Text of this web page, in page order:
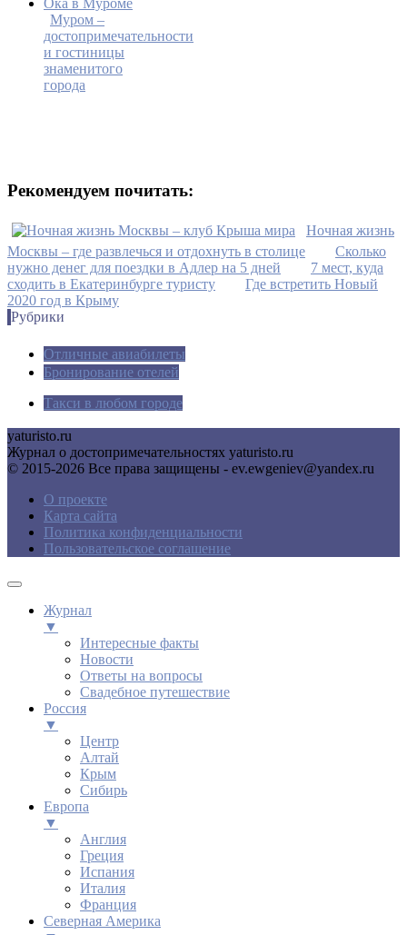
Муром –
достопримечательности
и гостиницы
знаменитого
города
Рекомендуем почитать:
Ночная жизнь
Москвы – где развлечься и отдохнуть в столице
Сколько
нужно денег для поездки в Адлер на 5 дней
7 мест, куда
сходить в Екатеринбурге туристу
Где встретить Новый
2020 год в Крыму
Рубрики
Отличные авиабилеты
Бронирование отелей
Такси в любом городе
yaturisto.ru
Журнал о достопримечательностях yaturisto.ru
© 2015-2026 Все права защищены - ev.ewgeniev@yandex.ru
О проекте
Карта сайта
Политика конфиденциальности
Пользовательское соглашение
Журнал
▼
Интересные факты
Новости
Ответы на вопросы
Свадебное путешествие
Россия
▼
Центр
Алтай
Крым
Сибирь
Европа
▼
Англия
Греция
Испания
Италия
Франция
Северная Америка